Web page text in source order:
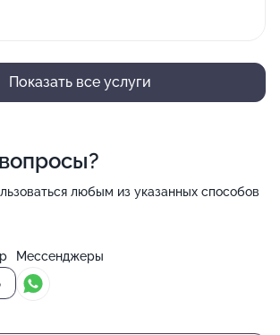
Показать все услуги
любым из указанных способов
Мессенджеры